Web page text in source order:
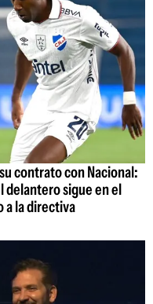
contrato con Nacional:
delantero sigue en el
a la directiva